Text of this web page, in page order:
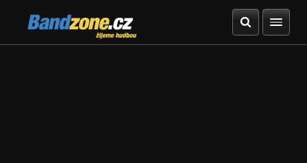
Bandzone.cz
žijeme hudbou